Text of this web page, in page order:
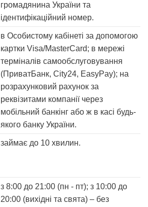
громадянина України та
ідентифікаційний номер.
в Особистому кабінеті за допомогою
картки Visa/MasterCard; в мережі
терміналів самообслуговування
(ПриватБанк, City24, EasyPay); на
розрахунковий рахунок за
реквізитами компанії через
мобільний банкінг або ж в касі будь-
якого банку України.
займає до 10 хвилин.
з 8:00 до 21:00 (пн - пт); з 10:00 до
20:00 (вихідні та свята) – без